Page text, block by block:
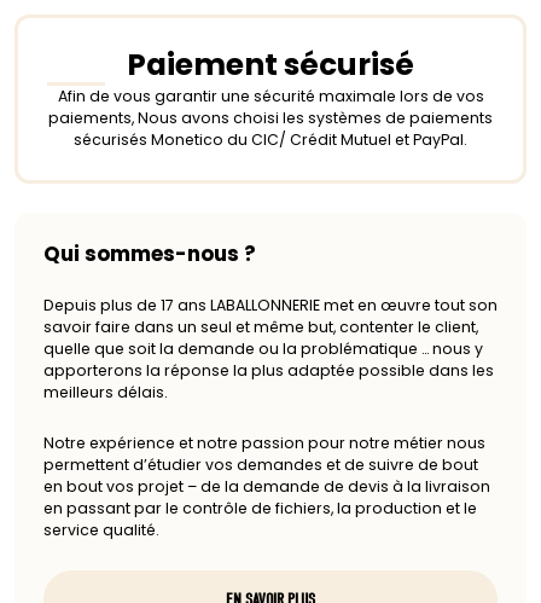
Paiement sécurisé
Afin de vous garantir une sécurité maximale lors de vos
paiements, Nous avons choisi les systèmes de paiements
sécurisés Monetico du CIC/ Crédit Mutuel et PayPal.
Qui sommes-nous ?
Depuis plus de 17 ans LABALLONNERIE met en œuvre tout son
savoir faire dans un seul et même but, contenter le client,
quelle que soit la demande ou la problématique … nous y
apporterons la réponse la plus adaptée possible dans les
meilleurs délais.
Notre expérience et notre passion pour notre métier nous
permettent d’étudier vos demandes et de suivre de bout
en bout vos projet – de la demande de devis à la livraison
en passant par le contrôle de fichiers, la production et le
service qualité.